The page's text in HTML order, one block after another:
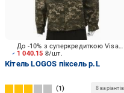
1 040.15 ₴/шт.
До -10% з суперкредиткою Visa Вигода
Кітель LOGOS піксель р.L
1 8 варіантів